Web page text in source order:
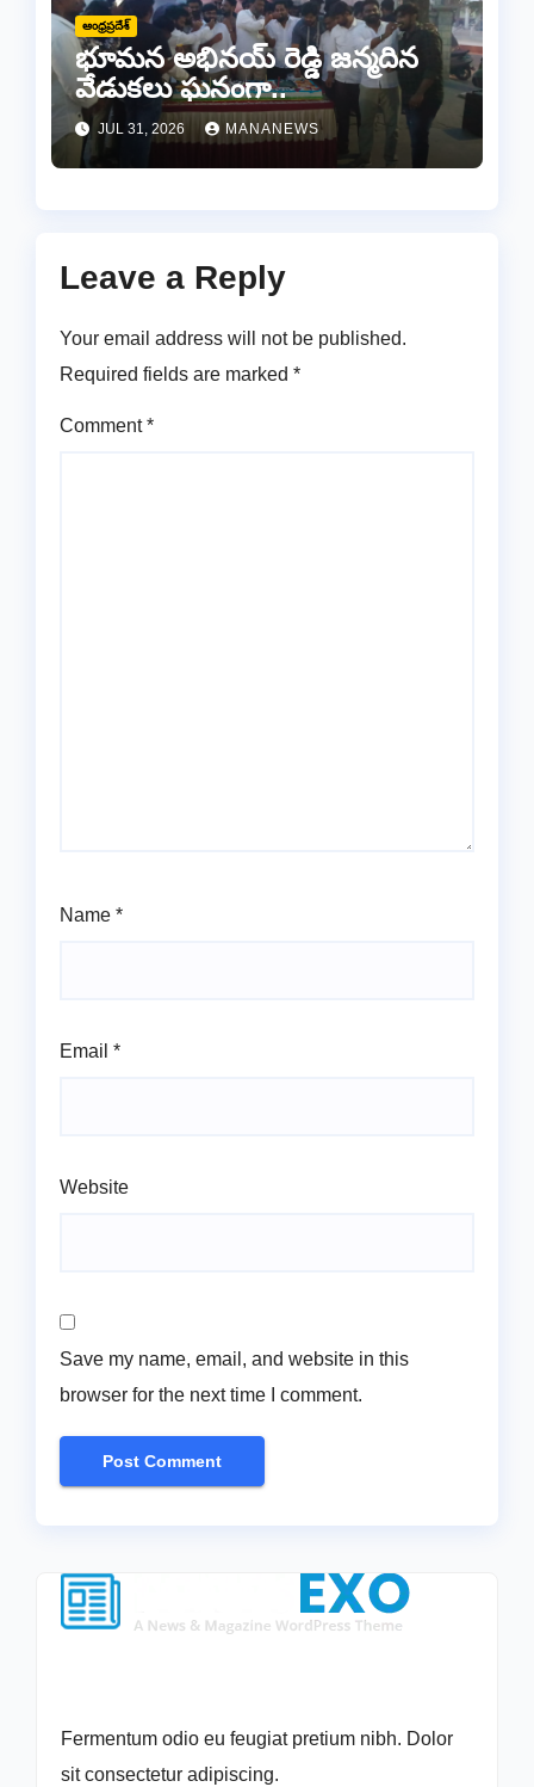
ఆంధ్రప్రదేశ్
భూమన అభినయ్ రెడ్డి జన్మదిన
వేడుకలు ఘనంగా..
JUL 31, 2026 MANANEWS
Leave a Reply
Your email address will not be published.
Required fields are marked *
Comment*
Name *
Email *
Website
Save my name, email, and website in this
browser for the next time I comment.
Fermentum odio eu feugiat pretium nibh. Dolor
sit consectetur adipiscing.